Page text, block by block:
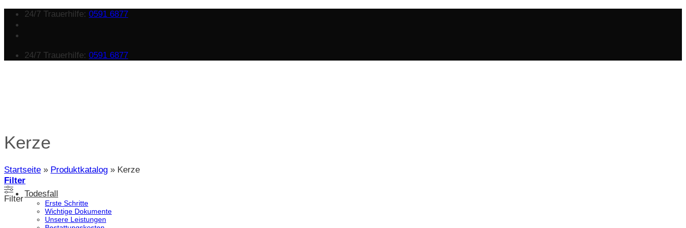
Zum
Inhalt
springen
24/7 Trauerhilfe: 0591 6877
24/7 Trauerhilfe: 0591 6877
Todesfall
Erste Schritte
Wichtige Dokumente
Unsere Leistungen
Kerze
Startseite » Produktkatalog » Kerze
Filter
Filter